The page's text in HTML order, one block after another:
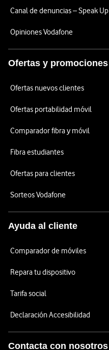
Canal de denuncias – Speak Up
Opiniones Vodafone
Ofertas y promociones
Ofertas nuevos clientes
Ofertas portabilidad móvil
Comparador fibra y móvil
Fibra estudiantes
Ofertas para clientes
Sorteos Vodafone
Ayuda al cliente
Comparador de móviles
Repara tu dispositivo
Tarifa social
Declaración Accesibilidad
Contacta con nosotros